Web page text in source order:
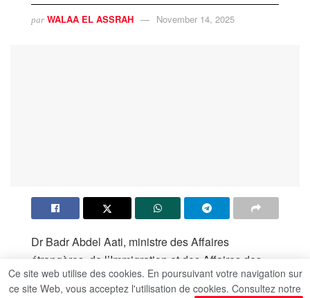
par WALAA EL ASSRAH November 14, 2025
Dr Badr Abdel Aati, ministre des Affaires
étrangères, de l’Immigration et des Affaires des
Égyptiens à l’étranger, a reçu un appel
Ce site web utilise des cookies. En poursuivant votre navigation sur
ce site Web, vous acceptez l'utilisation de cookies. Consultez notre